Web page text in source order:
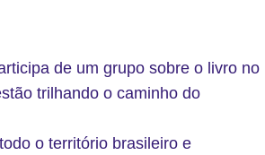
de um grupo sobre o livro no
trilhando o caminho do
o território brasileiro e